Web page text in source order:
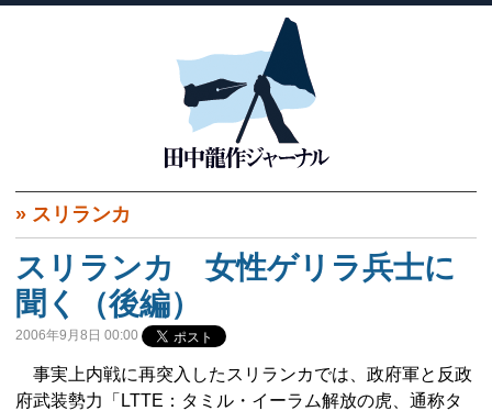
» スリランカ
スリランカ 女性ゲリラ兵士に
聞く（後編）
2006年9月8日 00:00
事実上内戦に再突入したスリランカでは、政府軍と反政
府武装勢力「LTTE：タミル・イーラム解放の虎、通称タ